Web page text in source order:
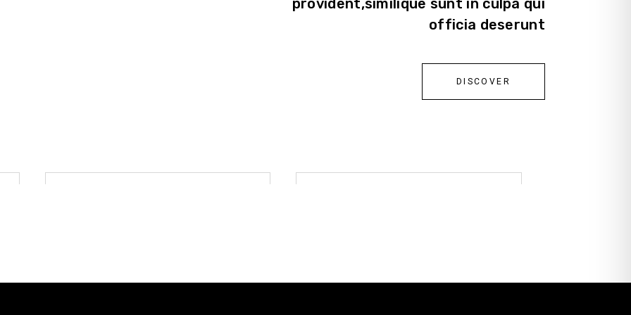
provident,similique sunt in culpa qui
officia deserunt
DISCOVER